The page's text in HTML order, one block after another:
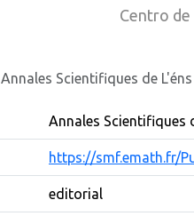
Centro de
Annales Scientifiques de L'éns
Annales Scientifiques
https://smf.emath.fr/
editorial